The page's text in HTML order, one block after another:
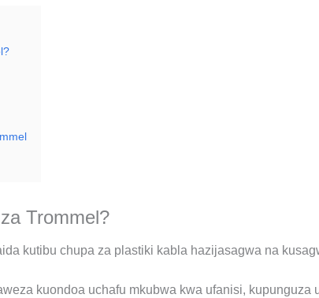
Trommel?
kutibu chupa za plastiki kabla hazijasagwa na
kuondoa uchafu mkubwa kwa ufanisi,